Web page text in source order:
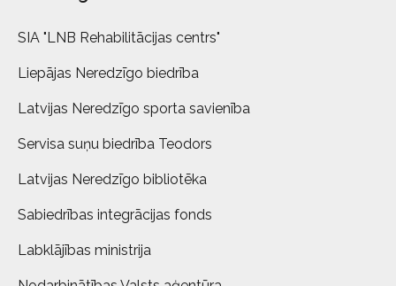
SIA "LNB Rehabilitācijas centrs"
Liepājas Neredzīgo biedrība
Latvijas Neredzīgo sporta savienība
Servisa suņu biedrība Teodors
Latvijas Neredzīgo bibliotēka
Sabiedrības integrācijas fonds
Labklājības ministrija